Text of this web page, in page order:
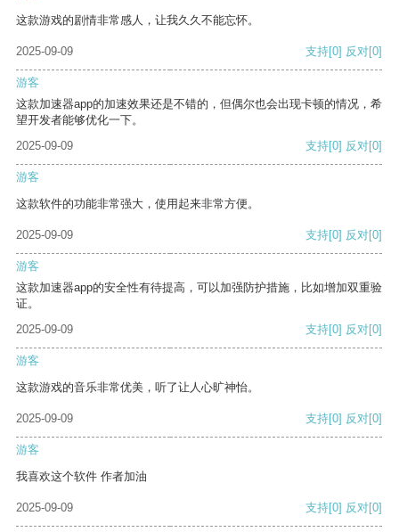
这款游戏的剧情非常感人，让我久久不能忘怀。
2025-09-09 支持[0] 反对[0]
游客
这款加速器app的加速效果还是不错的，但偶尔也会出现卡顿的情况，希
望开发者能够优化一下。
2025-09-09
支持[0] 反对[0]
游客
这款软件的功能非常强大，使用起来非常方便。
2025-09-09 支持[0] 反对[0]
游客
这款加速器app的安全性有待提高，可以加强防护措施，比如增加双重验
证。
2025-09-09
支持[0] 反对[0]
游客
这款游戏的音乐非常优美，听了让人心旷神怡。
2025-09-09 支持[0] 反对[0]
游客
我喜欢这个软件 作者加油
2025-09-09 支持[0] 反对[0]